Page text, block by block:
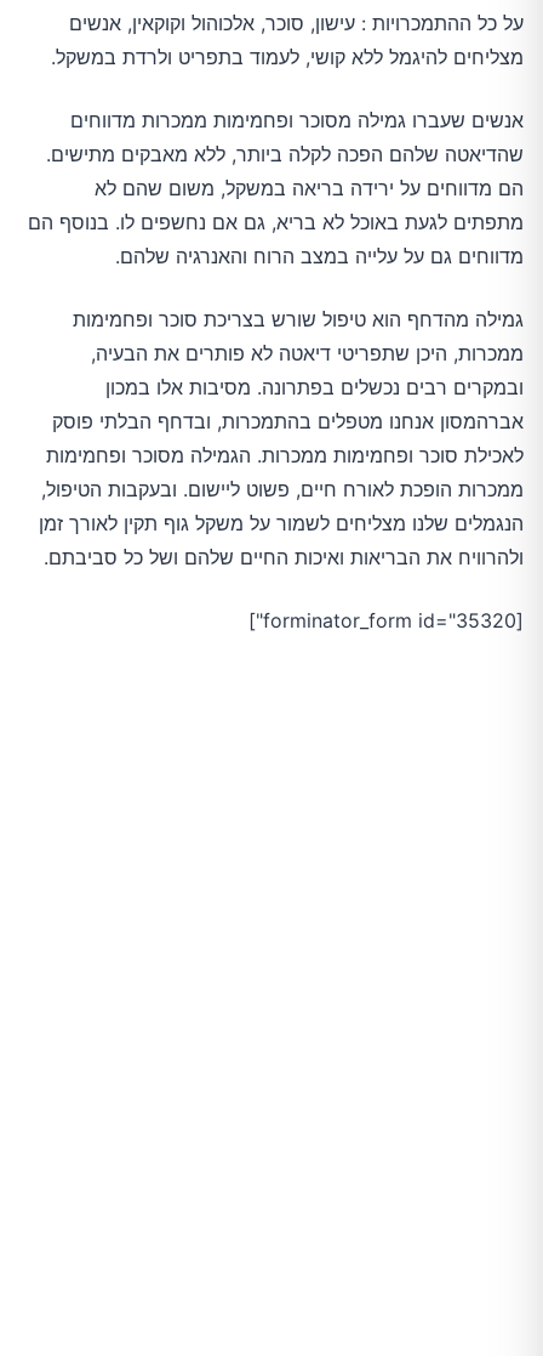
על כל ההתמכרויות : עישון, סוכר, אלכוהול וקוקאין, אנשים
מצליחים להיגמל ללא קושי, לעמוד בתפריט ולרדת במשקל.
אנשים שעברו גמילה מסוכר ופחמימות ממכרות מדווחים
שהדיאטה שלהם הפכה לקלה ביותר, ללא מאבקים מתישים.
הם מדווחים על ירידה בריאה במשקל, משום שהם לא
מתפתים לגעת באוכל לא בריא, גם אם נחשפים לו. בנוסף הם
מדווחים גם על עלייה במצב הרוח והאנרגיה שלהם.
גמילה מהדחף הוא טיפול שורש בצריכת סוכר ופחמימות
ממכרות, היכן שתפריטי דיאטה לא פותרים את הבעיה,
ובמקרים רבים נכשלים בפתרונה. מסיבות אלו במכון
אברהמסון אנחנו מטפלים בהתמכרות, ובדחף הבלתי פוסק
לאכילת סוכר ופחמימות ממכרות. הגמילה מסוכר ופחמימות
ממכרות הופכת לאורח חיים, פשוט ליישום. ובעקבות הטיפול,
הנגמלים שלנו מצליחים לשמור על משקל גוף תקין לאורך זמן
ולהרוויח את הבריאות ואיכות החיים שלהם ושל כל סביבתם.
[forminator_form id="35320"]